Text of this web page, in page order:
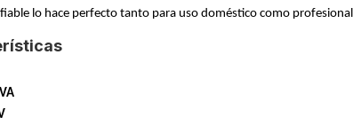
lo hace perfecto tanto para uso doméstico como